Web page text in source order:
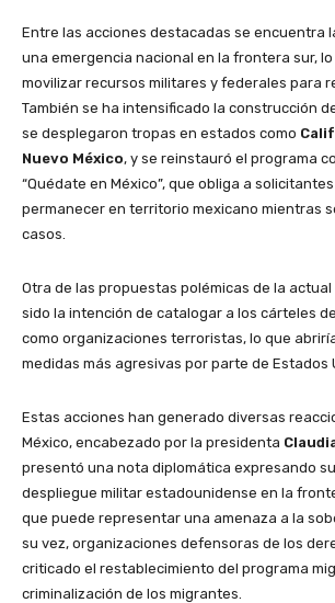
Entre las acciones destacadas se encuentra
una emergencia nacional en la frontera sur,
movilizar recursos militares y federales para
También se ha intensificado la construcción
se desplegaron tropas en estados como
Nuevo México, y se reinstauró el programa
“Quédate en México”, que obliga a
permanecer en territorio mexicano mientras
casos.
Otra de las propuestas polémicas de la
sido la intención de catalogar a los cárteles
como organizaciones terroristas, lo que
medidas más agresivas por parte de Estados
Estas acciones han generado diversas
México, encabezado por la presidenta
presentó una nota diplomática expresando
despliegue militar estadounidense en la
que puede representar una amenaza a la
su vez, organizaciones defensoras de los
criticado el restablecimiento del programa
criminalización de los migrantes.